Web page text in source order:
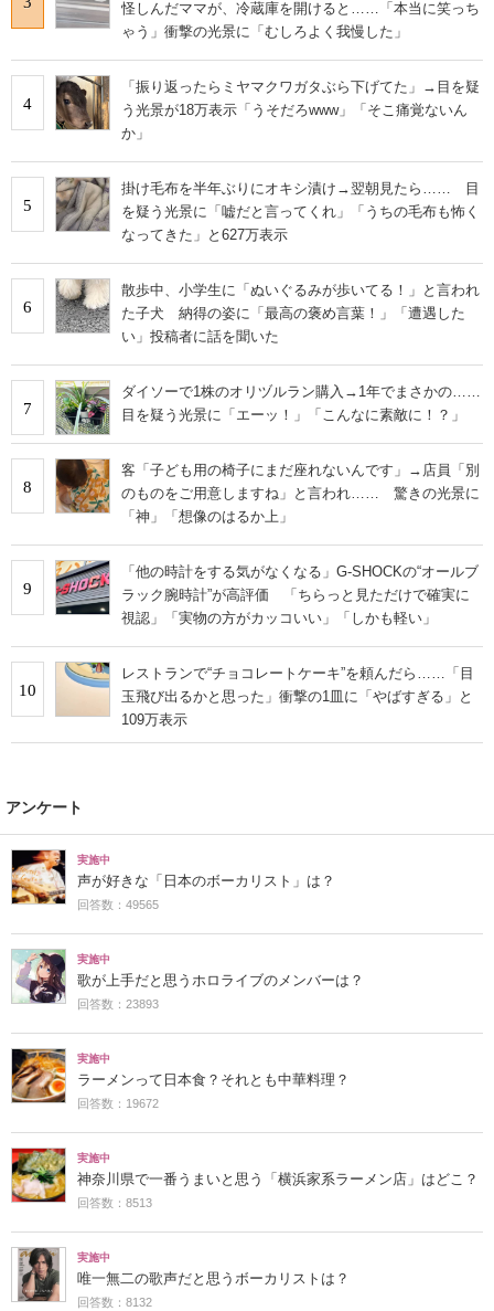
怪しんだママが、冷蔵庫を開けると……「本当に笑っち
ゃう」衝撃の光景に「むしろよく我慢した」
4
「振り返ったらミヤマクワガタぶら下げてた」→目を疑
う光景が18万表示「うそだろwww」「そこ痛覚ないん
か」
5
掛け毛布を半年ぶりにオキシ漬け→翌朝見たら…… 目
を疑う光景に「嘘だと言ってくれ」「うちの毛布も怖く
なってきた」と627万表示
6
散歩中、小学生に「ぬいぐるみが歩いてる！」と言われ
た子犬 納得の姿に「最高の褒め言葉！」「遭遇した
い」投稿者に話を聞いた
7
ダイソーで1株のオリヅルラン購入→1年でまさかの……
目を疑う光景に「エーッ！」「こんなに素敵に！？」
8
客「子ども用の椅子にまだ座れないんです」→店員「別
のものをご用意しますね」と言われ…… 驚きの光景に
「神」「想像のはるか上」
9
「他の時計をする気がなくなる」G-SHOCKの“オールブ
ラック腕時計”が高評価 「ちらっと見ただけで確実に
視認」「実物の方がカッコいい」「しかも軽い」
10
レストランで“チョコレートケーキ”を頼んだら……「目
玉飛び出るかと思った」衝撃の1皿に「やばすぎる」と
109万表示
アンケート
実施中
声が好きな「日本のボーカリスト」は？
回答数：49565
実施中
歌が上手だと思うホロライブのメンバーは？
回答数：23893
実施中
ラーメンって日本食？それとも中華料理？
回答数：19672
実施中
神奈川県で一番うまいと思う「横浜家系ラーメン店」はどこ？
回答数：8513
実施中
唯一無二の歌声だと思うボーカリストは？
回答数：8132